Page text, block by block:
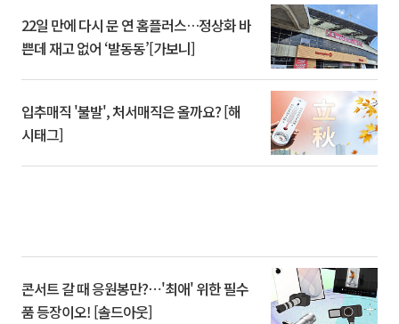
22일 만에 다시 문 연 홈플러스…정상화 바
쁜데 재고 없어 ‘발동동’[가보니]
입추매직 '불발', 처서매직은 올까요? [해
시태그]
콘서트 갈 때 응원봉만?⋯'최애' 위한 필수
품 등장이오! [솔드아웃]